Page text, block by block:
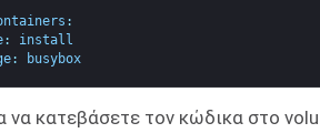
:
:
install
: busybox
να κατεβάσετε τον κώδικα στο